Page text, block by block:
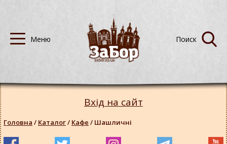
Вхід на сайт
Головна / Каталог/ Кафе / Шашличні